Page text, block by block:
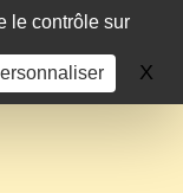
le contrôle sur
X